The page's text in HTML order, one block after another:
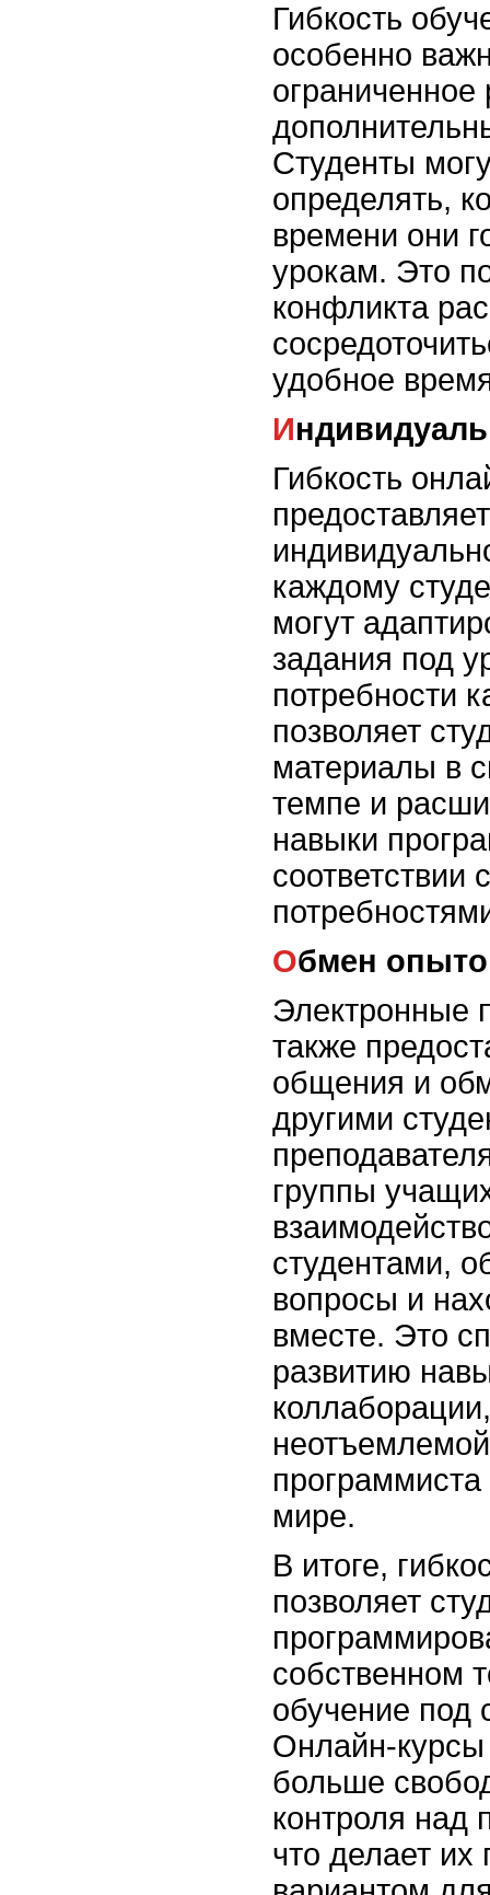
Гибкость
особенно
Студенты
определять,
времени они
урокам. Это
конфликта
удобное
Гибкость
каждому
могут
задания под
потребности
позволяет
материалы в
темпе и
навыки
соответствии
Обмен
Электронные
также
общения и
другими
группы
студентами,
вопросы и
вместе. Это
развитию
мире.
В итоге,
позволяет
собственном
обучение под
Онлайн-курсы
больше
контроля над
что делает